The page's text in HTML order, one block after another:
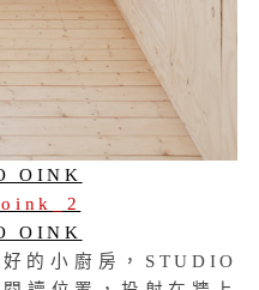
OINK
OINK
的小廚房，STUDIO